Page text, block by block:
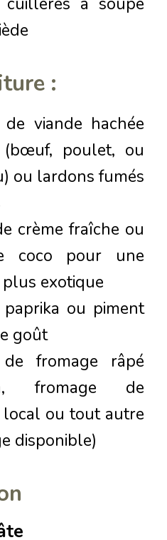
:
viande hachée
(bœuf, poulet, ou
ou lardons fumés
crème fraîche ou
coco pour une
exotique
paprika ou piment
goût
fromage râpé
fromage de
local ou tout autre
disponible)